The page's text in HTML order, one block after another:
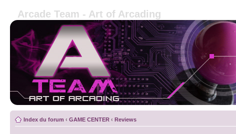
Arcade Team - Art of Arcading
Index du forum ‹ GAME CENTER ‹ Reviews